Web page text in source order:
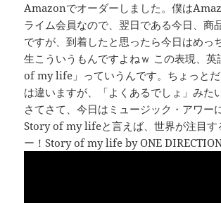
Amazonでオーダーしました。僕は
ライム会員なので、翌日である今日、商
ですが、到着したと思ったら今日はめっ
生こういうもんですよねｗ この表現、
of my life」っていうんです。ちょっと
は違いますが、「よくあるでしょ」みた
さてさて、今日はミュージック・アワー
Story of my lifeと言えば、世界が注目す
ー！Story of my life by ONE